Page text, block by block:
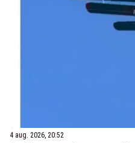
4 aug. 2026, 20:52